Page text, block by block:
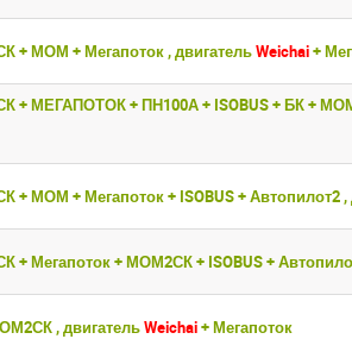
+ МОМ + Мегапоток , двигательWeichai+
+ МЕГАПОТОК + ПН100А + ISOBUS + БК +
+ МОМ + Мегапоток + ISOBUS + Автопилот2 ,
+ Мегапоток + МОМ2СК + ISOBUS +
, двигательWeichai+ Мегапоток